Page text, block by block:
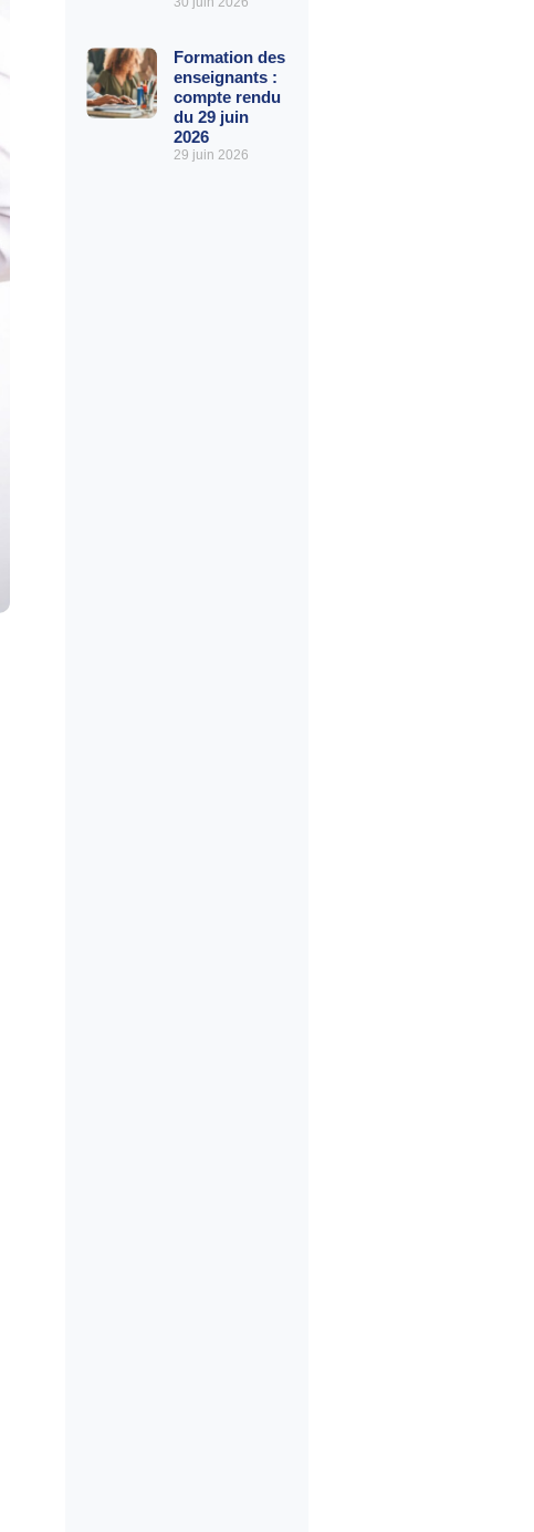
Formation des
enseignants :
compte rendu
du 29 juin
2026
29 juin 2026